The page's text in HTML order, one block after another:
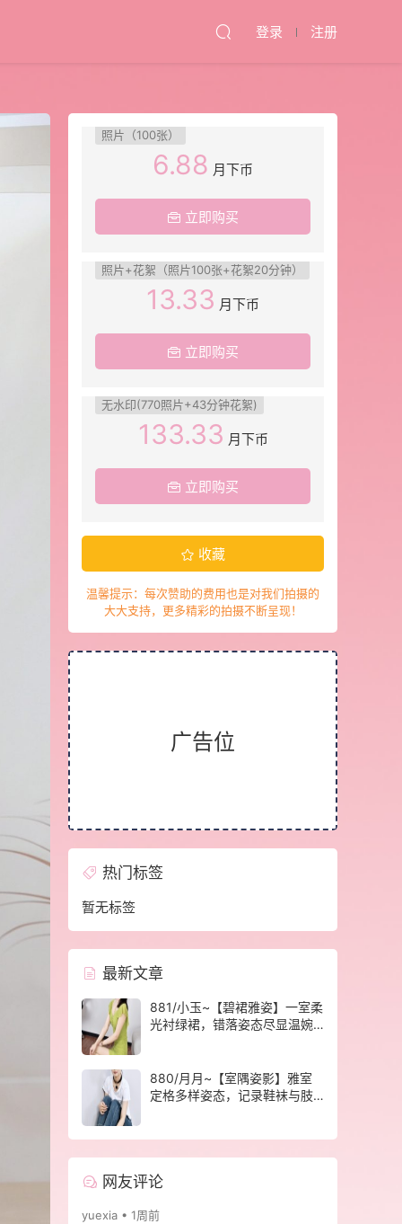
登录 注册
照片（100张）
6.88 月下币
立即购买
照片+花絮（照片100张+花絮20分钟）
13.33 月下币
立即购买
无水印(770照片+43分钟花絮)
133.33 月下币
立即购买
收藏
温馨提示：每次赞助的费用也是对我们拍摄的
大大支持，更多精彩的拍摄不断呈现！
广告位
热门标签
暂无标签
最新文章
881/小玉~【碧裙雅姿】一室柔
光衬绿裙，错落姿态尽显温婉
880/月月~【室隅姿影】雅室
定格多样姿态，记录鞋袜与肢
网友评论
yuexia • 1周前